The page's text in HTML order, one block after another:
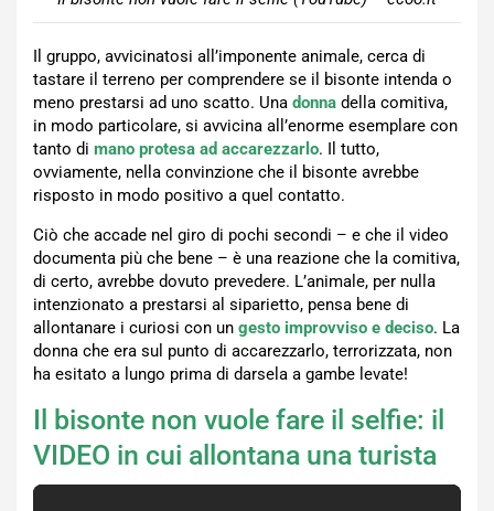
Il gruppo, avvicinatosi all’imponente animale, cerca di
tastare il terreno per comprendere se il bisonte intenda o
meno prestarsi ad uno scatto. Una donna della comitiva,
in modo particolare, si avvicina all’enorme esemplare con
tanto di mano protesa ad accarezzarlo. Il tutto,
ovviamente, nella convinzione che il bisonte avrebbe
risposto in modo positivo a quel contatto.
Ciò che accade nel giro di pochi secondi – e che il video
documenta più che bene – è una reazione che la comitiva,
di certo, avrebbe dovuto prevedere. L’animale, per nulla
intenzionato a prestarsi al siparietto, pensa bene di
allontanare i curiosi con un gesto improvviso e deciso. La
donna che era sul punto di accarezzarlo, terrorizzata, non
ha esitato a lungo prima di darsela a gambe levate!
Il bisonte non vuole fare il selfie: il
VIDEO in cui allontana una turista